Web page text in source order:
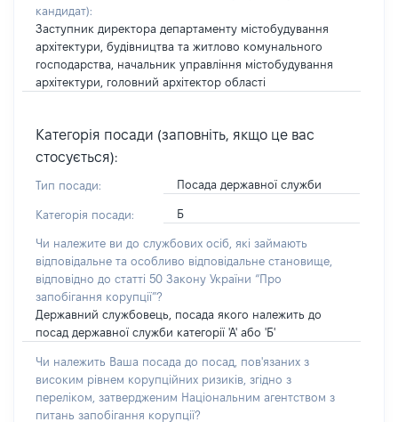
кандидат):
Заступник директора департаменту містобудування
архітектури, будівництва та житлово комунального
господарства, начальник управління містобудування
архітектури, головний архітектор області
Категорія посади (заповніть, якщо це вас
стосується):
Тип посади: Посада державної служби
Категорія посади: Б
Чи належите ви до службових осіб, які займають
відповідальне та особливо відповідальне становище,
відповідно до статті 50 Закону України “Про
запобігання корупції”?
Державний службовець, посада якого належить до
посад державної служби категорії 'А' або 'Б'
Чи належить Ваша посада до посад, пов'язаних з
високим рівнем корупційних ризиків, згідно з
переліком, затвердженим Національним агентством з
питань запобігання корупції?